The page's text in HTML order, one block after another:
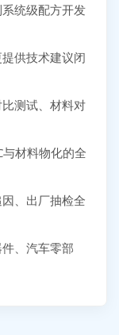
系统级配方开发
供技术建议闭
比测试、材料对
与材料物化的全
、出厂抽检全
、汽车零部